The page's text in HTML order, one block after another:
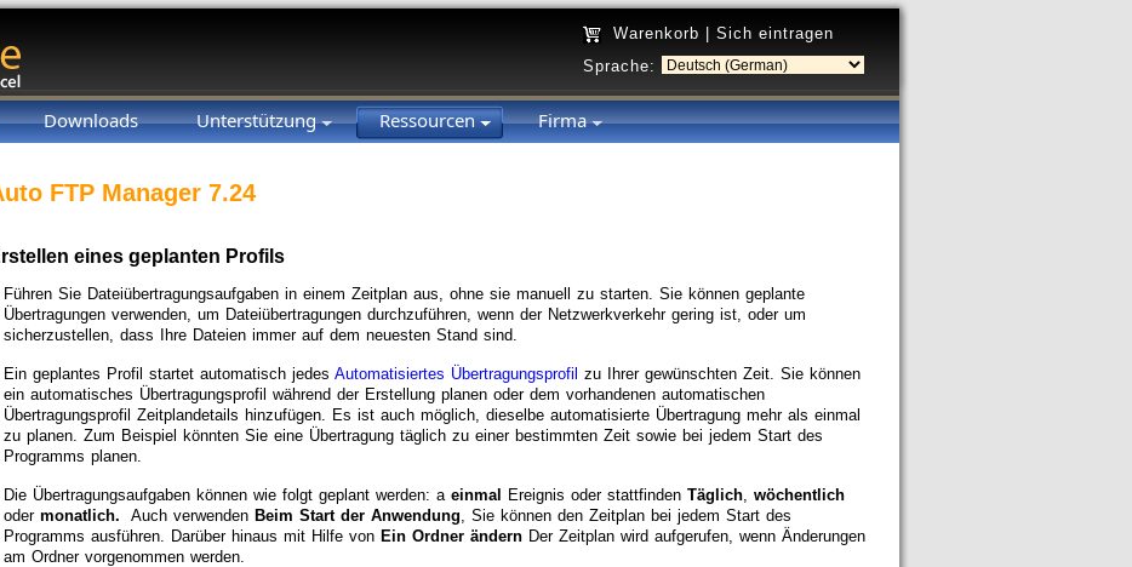
Warenkorb
Sich eintragen
Sprache:
Downloads Unterstützung Ressourcen Firma
FTP Manager 7.24
eines geplanten Profils
Führen Sie Dateiübertragungsaufgaben in einem Zeitplan aus, ohne sie manuell zu starten. Sie können geplante
Übertragungen verwenden, um Dateiübertragungen durchzuführen, wenn der Netzwerkverkehr gering ist, oder um
sicherzustellen, dass Ihre Dateien immer auf dem neuesten Stand sind.
Ein geplantes Profil startet automatisch jedes Automatisiertes Übertragungsprofil zu Ihrer gewünschten Zeit. Sie können
ein automatisches Übertragungsprofil während der Erstellung planen oder dem vorhandenen automatischen
Übertragungsprofil Zeitplandetails hinzufügen. Es ist auch möglich, dieselbe automatisierte Übertragung mehr als einmal
zu planen. Zum Beispiel könnten Sie eine Übertragung täglich zu einer bestimmten Zeit sowie bei jedem Start des
Programms planen.
Die Übertragungsaufgaben können wie folgt geplant werden: a einmal Ereignis oder stattfinden Täglich wöchentlich
oder monatlich. Auch verwenden Beim Start der Anwendung , Sie können den Zeitplan bei jedem Start des
Programms ausführen. Darüber hinaus mit Hilfe von Ein Ordner ändern Der Zeitplan wird aufgerufen, wenn Änderungen
am Ordner vorgenommen werden.